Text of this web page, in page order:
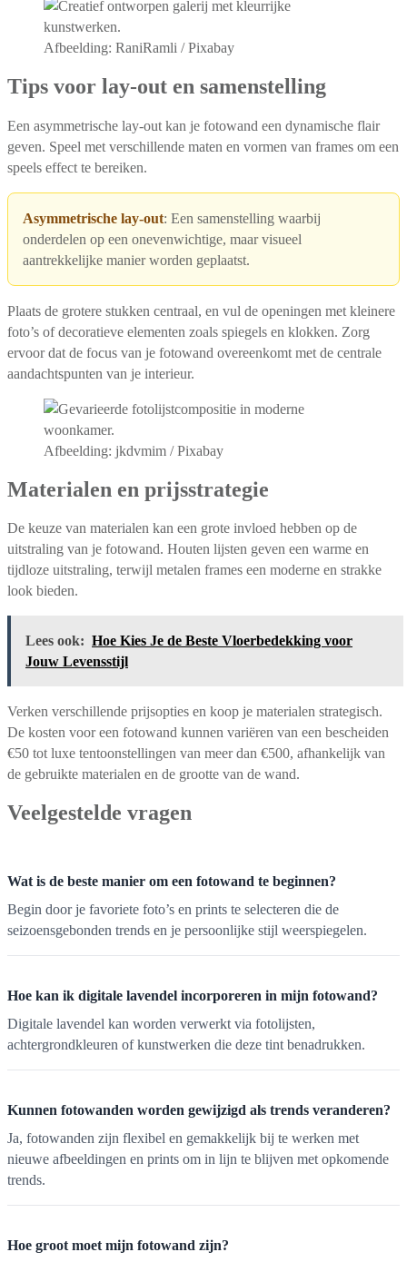
Afbeelding: RaniRamli / Pixabay
Tips voor lay-out en samenstelling
Een asymmetrische lay-out kan je fotowand een dynamische flair
geven. Speel met verschillende maten en vormen van frames om een
speels effect te bereiken.
Asymmetrische lay-out: Een samenstelling waarbij
onderdelen op een onevenwichtige, maar visueel
aantrekkelijke manier worden geplaatst.
Plaats de grotere stukken centraal, en vul de openingen met kleinere
foto’s of decoratieve elementen zoals spiegels en klokken. Zorg
ervoor dat de focus van je fotowand overeenkomt met de centrale
aandachtspunten van je interieur.
Afbeelding: jkdvmim / Pixabay
Materialen en prijsstrategie
De keuze van materialen kan een grote invloed hebben op de
uitstraling van je fotowand. Houten lijsten geven een warme en
tijdloze uitstraling, terwijl metalen frames een moderne en strakke
look bieden.
Lees ook: Hoe Kies Je de Beste Vloerbedekking voor
Jouw Levensstijl
Verken verschillende prijsopties en koop je materialen strategisch.
De kosten voor een fotowand kunnen variëren van een bescheiden
€50 tot luxe tentoonstellingen van meer dan €500, afhankelijk van
de gebruikte materialen en de grootte van de wand.
Veelgestelde vragen
Wat is de beste manier om een fotowand te beginnen?
Begin door je favoriete foto’s en prints te selecteren die de
seizoensgebonden trends en je persoonlijke stijl weerspiegelen.
Hoe kan ik digitale lavendel incorporeren in mijn fotowand?
Digitale lavendel kan worden verwerkt via fotolijsten,
achtergrondkleuren of kunstwerken die deze tint benadrukken.
Kunnen fotowanden worden gewijzigd als trends veranderen?
Ja, fotowanden zijn flexibel en gemakkelijk bij te werken met
nieuwe afbeeldingen en prints om in lijn te blijven met opkomende
trends.
Hoe groot moet mijn fotowand zijn?